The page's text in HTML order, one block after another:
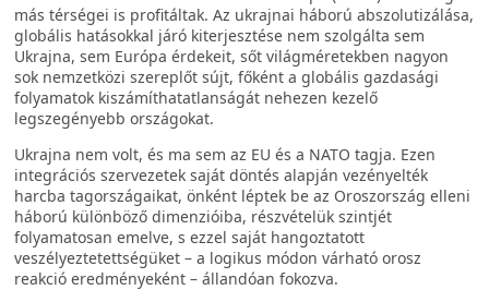
más térségei is profitáltak. Az ukrajnai háború abszolutizálása,
globális hatásokkal járó kiterjesztése nem szolgálta sem
Ukrajna, sem Európa érdekeit, sőt világméretekben nagyon
sok nemzetközi szereplőt sújt, főként a globális gazdasági
folyamatok kiszámíthatatlanságát nehezen kezelő
legszegényebb országokat.
Ukrajna nem volt, és ma sem az EU és a NATO tagja. Ezen
integrációs szervezetek saját döntés alapján vezényelték
harcba tagországaikat, önként léptek be az Oroszország elleni
háború különböző dimenzióiba, részvételük szintjét
folyamatosan emelve, s ezzel saját hangoztatott
veszélyeztetettségüket – a logikus módon várható orosz
reakció eredményeként – állandóan fokozva.